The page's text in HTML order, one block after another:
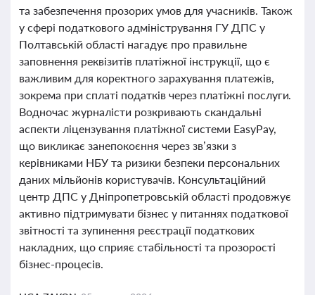
та забезпечення прозорих умов для учасників. Також
у сфері податкового адміністрування ГУ ДПС у
Полтавській області нагадує про правильне
заповнення реквізитів платіжної інструкції, що є
важливим для коректного зарахування платежів,
зокрема при сплаті податків через платіжні послуги.
Водночас журналісти розкривають скандальні
аспекти ліцензування платіжної системи EasyPay,
що викликає занепокоєння через зв’язки з
керівниками НБУ та ризики безпеки персональних
даних мільйонів користувачів. Консультаційний
центр ДПС у Дніпропетровській області продовжує
активно підтримувати бізнес у питаннях податкової
звітності та зупинення реєстрації податкових
накладних, що сприяє стабільності та прозорості
бізнес-процесів.